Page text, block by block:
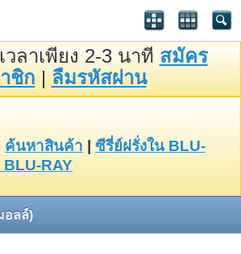
ลาเพียง 2-3 นาที สมัคร
ชิก | ลืมรหัสผ่าน
ค้นหาสินค้า
ซีรี่ย์ฝรั่งใน BLU-
RAY
อลล์)